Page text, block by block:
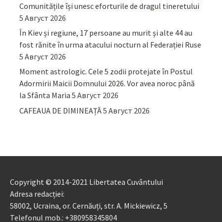
Comunitățile își unesc eforturile de dragul tineretului
5 Август 2026
În Kiev și regiune, 17 persoane au murit și alte 44 au
fost rănite în urma atacului nocturn al Federației Ruse
5 Август 2026
Moment astrologic. Cele 5 zodii protejate în Postul
Adormirii Maicii Domnului 2026. Vor avea noroc până
la Sfânta Maria 5 Август 2026
CAFEAUA DE DIMINEAȚĂ5 Август 2026
Copyright © 2014-2021 Libertatea Cuvântului
Adresa redacției:
58002, Ucraina, or. Cernăuți, str. A. Mickiewicz, 5
Telefonul mob.: +380958345804